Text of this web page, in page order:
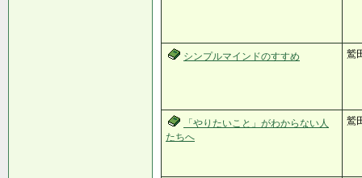
シンプルマインドのすすめ 鷲
「やりたいこと」がわからない人
たちへ
鷲